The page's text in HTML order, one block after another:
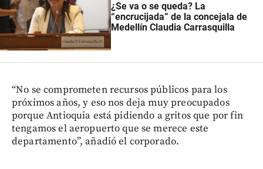
¿Se va o se queda? La
“encrucijada” de la concejala de
Medellín Claudia Carrasquilla
“No se comprometen recursos públicos para los
próximos años, y eso nos deja muy preocupados
porque Antioquia está pidiendo a gritos que por fin
tengamos el aeropuerto que se merece este
departamento”, añadió el corporado.